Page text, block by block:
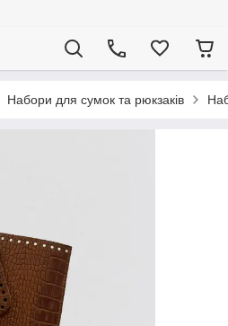
Набори для сумок та рюкзаків